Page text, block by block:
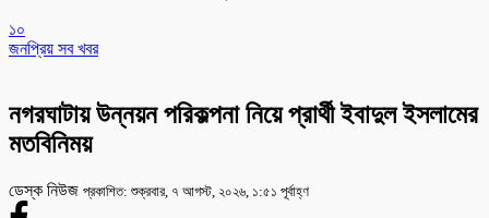
১০
জনপ্রিয় সব খবর
নগরঘাটায় উন্নয়ন পরিকল্পনা নিয়ে প্রার্থী ইবাদুল ইসলামের
মতবিনিময়
ডেস্ক নিউজ প্রকাশিত: শুক্রবার, ৭ আগস্ট, ২০২৬, ১:৫১ পূর্বাহ্ণ